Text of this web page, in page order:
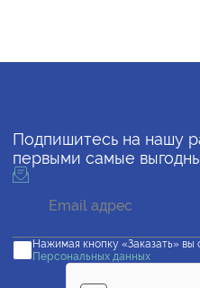
Подпишитесь на нашу
первыми самые
Нажимая кнопку «Заказать» вы
Персональных данных